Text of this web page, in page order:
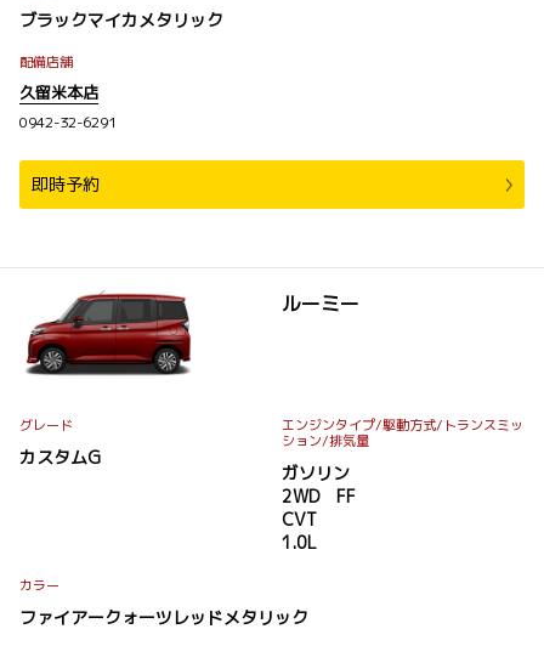
ブラックマイカメタリック
配備店舗
久留米本店
0942-32-6291
即時予約
ルーミー
グレード
カスタムG
エンジンタイプ/駆動方式/ トランスミッ
ション/排気量
ガソリン
2WD FF
CVT
1.0L
カラー
ファイアークォーツレッドメタリック